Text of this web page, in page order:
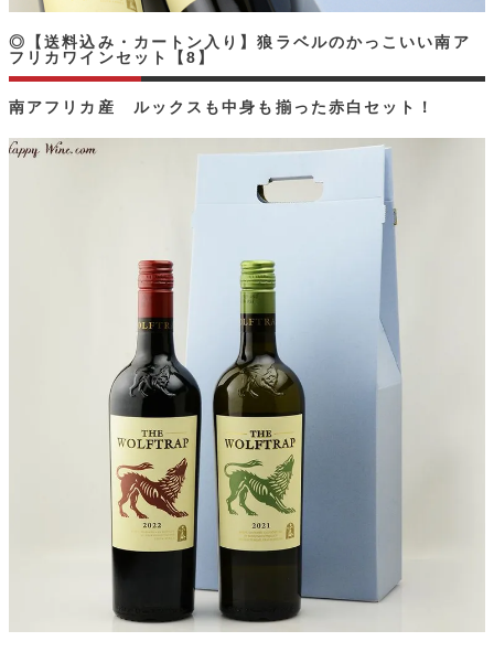
南アフリカ産 ルックスも中身も揃った赤白セット！
◎【送料込み・カートン入り】狼ラベルのかっこいい南ア
フリカワインセット【8】